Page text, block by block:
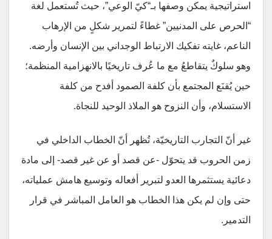
استراتيجية يمكن وصفها بـ“كيّ الوعي”، حيث تُستعمل لغة
“الحرص على المدنيين” غطاءً لتمرير شكلٍ من الإرهاب
الناعم، غايته تفكيك الارتباط الوجداني بين الإنسان وأرضه.
وهو سلوكٌ يتقاطعُ مع ما عُرف تاريخيًا بالانهزامية المنظمة؛
حين يُقنَع المجتمع بأن كلفة الصمود أفدح من كلفة
الاستسلام، وأن النزوح هو الملاذ الوحيد للنجاة.
غير أنّ التجارب التاريخيّة، تُظهر أنّ الخطاب الداخلي في
زمن الحروب قد يتحوّل -عن قصد أو عن غير قصد- إلى مادة
دعائية يستثمرها العدو لتبرير أفعاله وتوسيع هامش عملياته،
حتى وإن لم يكن هذا الخطاب هو العامل المباشر في قرار
التدمير.